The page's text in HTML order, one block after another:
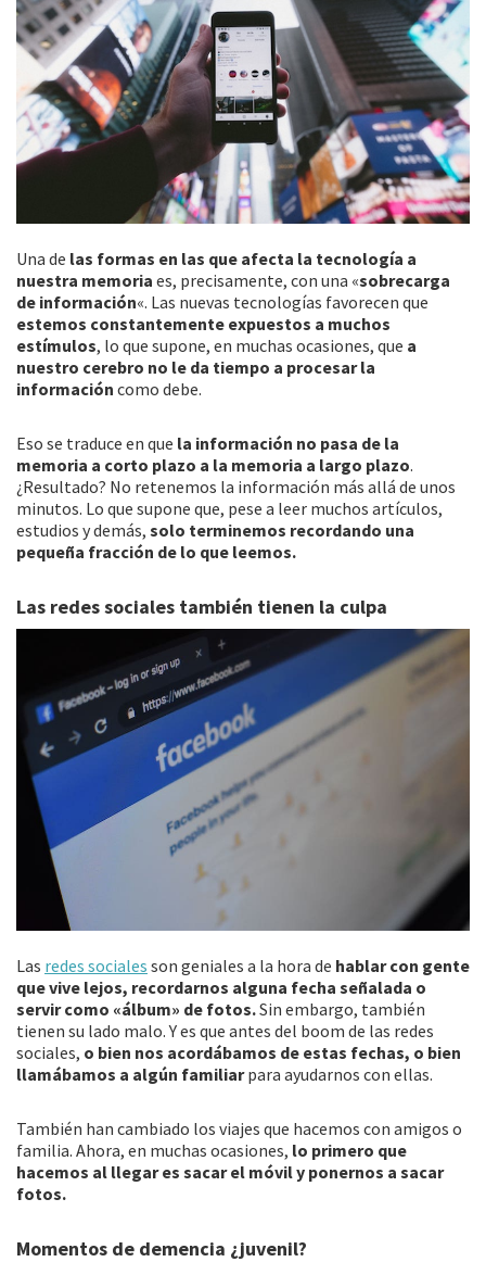
Una de las formas en las que afecta la tecnología a
nuestra memoria es, precisamente, con una «sobrecarga
de información«. Las nuevas tecnologías favorecen que
estemos constantemente expuestos a muchos
estímulos, lo que supone, en muchas ocasiones, que a
nuestro cerebro no le da tiempo a procesar la
información como debe.
Eso se traduce en que la información no pasa de la
memoria a corto plazo a la memoria a largo plazo.
¿Resultado? No retenemos la información más allá de unos
minutos. Lo que supone que, pese a leer muchos artículos,
estudios y demás, solo terminemos recordando una
pequeña fracción de lo que leemos.
Las redes sociales también tienen la culpa
Las redes sociales son geniales a la hora de hablar con gente
que vive lejos, recordarnos alguna fecha señalada o
servir como «álbum» de fotos.Sin embargo, también
tienen su lado malo. Y es que antes del boom de las redes
sociales, o bien nos acordábamos de estas fechas, o bien
llamábamos a algún familiarpara ayudarnos con ellas.
También han cambiado los viajes que hacemos con amigos o
familia. Ahora, en muchas ocasiones, lo primero que
hacemos al llegar es sacar el móvil y ponernos a sacar
fotos.
Momentos de demencia ¿juvenil?